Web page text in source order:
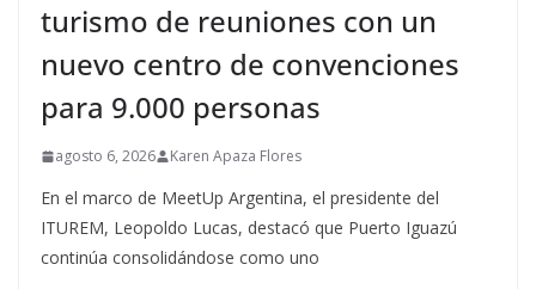
turismo de reuniones con un
nuevo centro de convenciones
para 9.000 personas
agosto 6, 2026 Karen Apaza Flores
En el marco de MeetUp Argentina, el presidente del
ITUREM, Leopoldo Lucas, destacó que Puerto Iguazú
continúa consolidándose como uno